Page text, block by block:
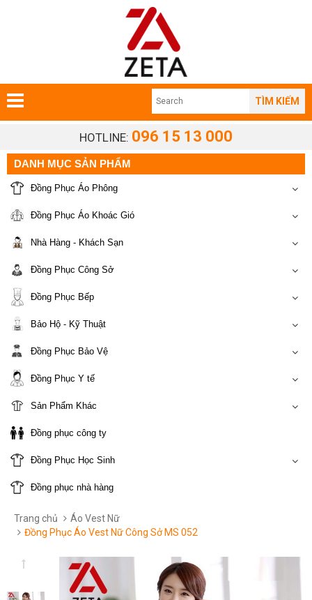
TÌM KIẾM
HOTLINE: 096 15 13 000
DANH MỤC SẢN PHẨM
Đồng Phục Áo Phông
Đồng Phục Áo Khoác Gió
Nhà Hàng - Khách Sạn
Đồng Phục Công Sở
Đồng Phục Bếp
Bảo Hộ - Kỹ Thuật
Đồng Phục Bảo Vệ
Đồng Phục Y tế
Sản Phẩm Khác
Đồng phục công ty
Đồng Phục Học Sinh
Đồng phục nhà hàng
Trang chủ
Áo Vest Nữ
Đồng Phục Áo Vest Nữ Công Sở MS 052